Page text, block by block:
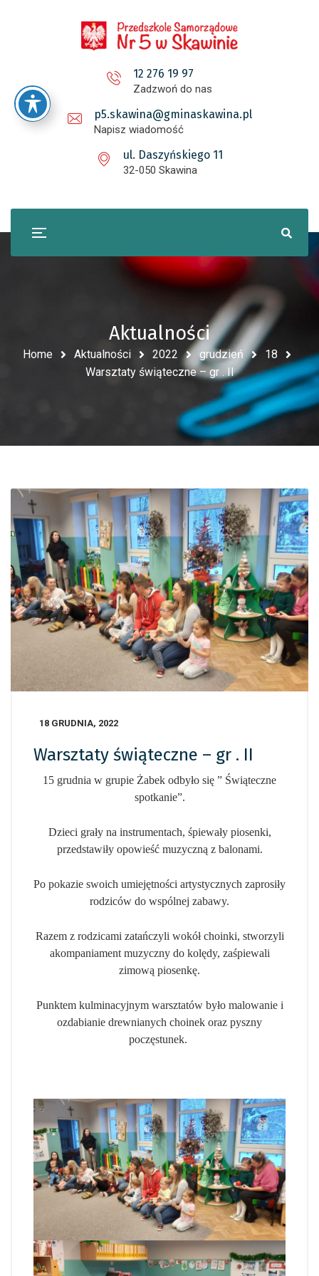
12 276 19 97
Zadzwoń do nas
p5.skawina@gminaskawina.pl
Napisz wiadomość
ul. Daszyńskiego 11
32-050 Skawina
Aktualności
Home Aktualności 2022 grudzień
18
Warsztaty świąteczne – gr . II
18 GRUDNIA, 2022
Warsztaty świąteczne – gr . II
15 grudnia w grupie Żabek odbyło się ” Świąteczne
spotkanie”.
Dzieci grały na instrumentach, śpiewały piosenki,
przedstawiły opowieść muzyczną z balonami.
Po pokazie swoich umiejętności artystycznych zaprosiły
rodziców do wspólnej zabawy.
Razem z rodzicami zatańczyli wokół choinki, stworzyli
akompaniament muzyczny do kolędy, zaśpiewali
zimową piosenkę.
Punktem kulminacyjnym warsztatów było malowanie i
ozdabianie drewnianych choinek oraz pyszny
poczęstunek.